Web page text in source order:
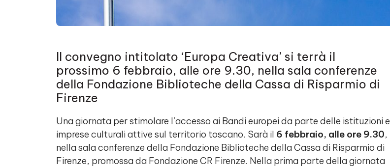
Il convegno intitolato ‘Europa Creativa’ si terrà il
prossimo 6 febbraio, alle ore 9.30, nella sala conferenze
della Fondazione Biblioteche della Cassa di Risparmio di
Firenze
Una giornata per stimolare l’accesso ai Bandi europei da parte delle istituzioni e
imprese culturali attive sul territorio toscano. Sarà il 6 febbraio, alle ore 9.30,
nella sala conferenze della Fondazione Biblioteche della Cassa di Risparmio di
Firenze, promossa da Fondazione CR Firenze. Nella prima parte della giornata